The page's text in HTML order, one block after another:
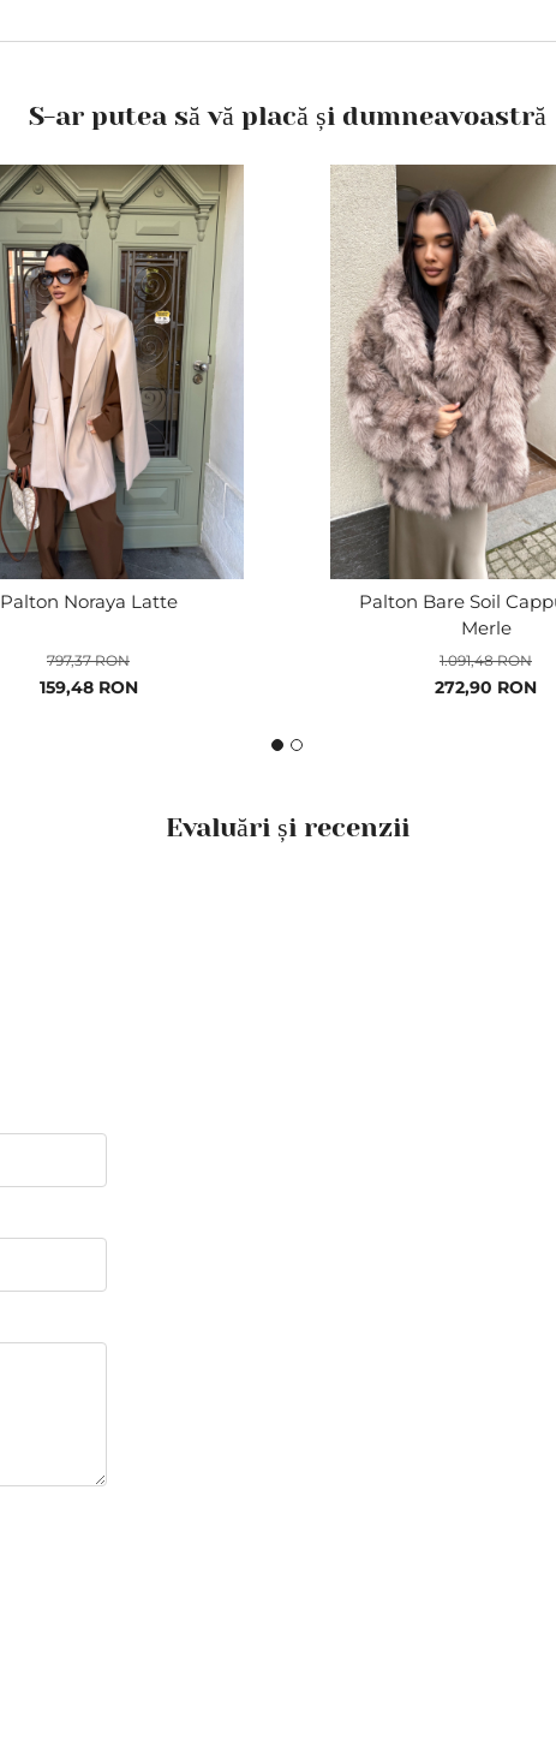
S-ar putea să vă placă și dumneavoastră
Palton Noraya Latte
Pret
159,48 RON
797,37 RON
Palton Bare Soil
Merle
Pret
272,90 RON
1.091,48 RON
Evaluări și recenzii